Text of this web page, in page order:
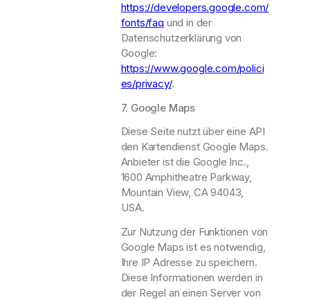
https://developers.google.com/
fonts/faq und in der
Datenschutzerklärung von
Google:
https://www.google.com/polici
es/privacy/.
7. Google Maps
Diese Seite nutzt über eine API
den Kartendienst Google Maps.
Anbieter ist die Google Inc.,
1600 Amphitheatre Parkway,
Mountain View, CA 94043,
USA.
Zur Nutzung der Funktionen von
Google Maps ist es notwendig,
Ihre IP Adresse zu speichern.
Diese Informationen werden in
der Regel an einen Server von